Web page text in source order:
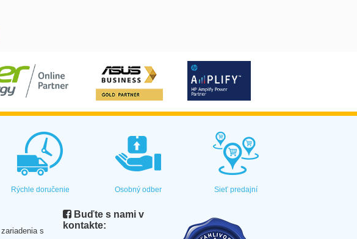
Rýchle doručenie Osobný odber Sieť predajní
s
Buďte s nami v
kontakte: